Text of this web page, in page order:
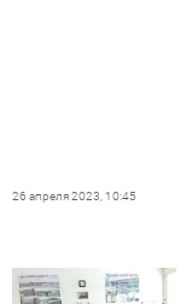
26 апреля 2023, 10:45